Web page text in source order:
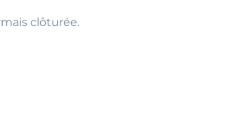
clôturée.